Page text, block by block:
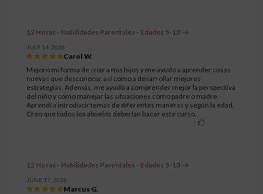
12 Horas - Habilidades Parentales - Edades 5-13
JULY 14, 2026
Carol W.
Mejoró mi forma de criar a mis hijos y me ayudó a aprender cosas
nuevas que desconocía, así como a desarrollar mejores
estrategias. Además, me ayudó a comprender mejor la perspectiva
del niño y cómo manejar las situaciones como padre o madre.
Aprendí a introducir temas de diferentes maneras y según la edad.
Creo que todos los abuelos deberían hacer este curso.
12 Horas - Habilidades Parentales - Edades 5-13
JUNE 17, 2026
Marcus G.